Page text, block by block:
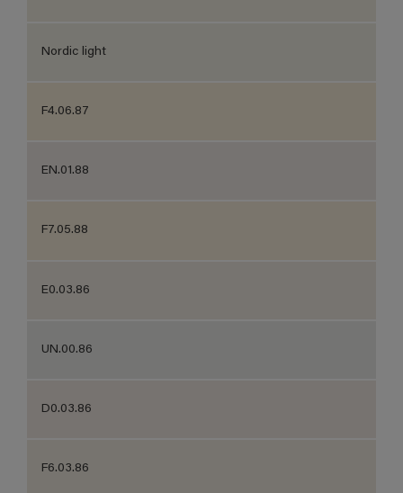
Nordic light
F4.06.87
EN.01.88
F7.05.88
E0.03.86
UN.00.86
D0.03.86
F6.03.86